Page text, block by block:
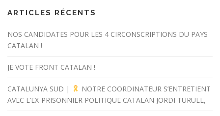
ARTICLES RÉCENTS
NOS CANDIDATES POUR LES 4 CIRCONSCRIPTIONS DU PAYS
CATALAN !
JE VOTE FRONT CATALAN !
CATALUNYA SUD |
NOTRE COORDINATEUR S’ENTRETIENT
AVEC L’EX-PRISONNIER POLITIQUE CATALAN JORDI TURULL,